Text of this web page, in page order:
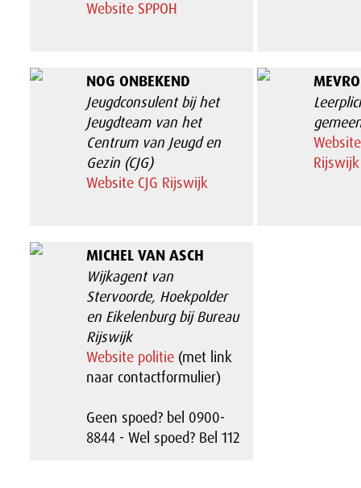
Website SPPOH
NOG ONBEKEND
Jeugdconsulent bij het
Jeugdteam van het
Centrum van Jeugd en
Gezin (CJG)
Website CJG Rijswijk
Rijswijk
MICHEL VAN ASCH
Wijkagent van
Stervoorde, Hoekpolder
en Eikelenburg bij Bureau
Rijswijk
Website politie(met link
naar contactformulier)
Geen spoed? bel 0900-
8844 - Wel spoed? Bel 112